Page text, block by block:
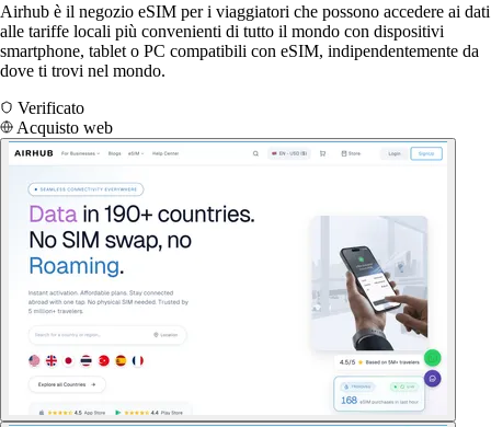
Airhub è il negozio eSIM per i viaggiatori che possono accedere ai dati
alle tariffe locali più convenienti di tutto il mondo con dispositivi
smartphone, tablet o PC compatibili con eSIM, indipendentemente da
dove ti trovi nel mondo.
Verificato
Acquisto web